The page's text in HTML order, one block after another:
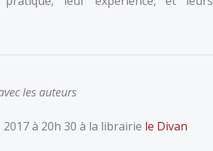
les auteurs
2017 à 20h 30 à la librairie le Divan